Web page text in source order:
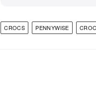
CROCS PENNYWISE